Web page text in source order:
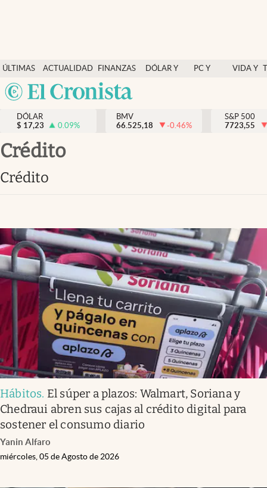
ÚLTIMAS
NOTICIAS
ACTUALIDAD
FINANZAS
Y
ECONOMÍA
DÓLAR Y
PC Y
VIDA Y
México
Actualidad
Finanzas y economía
Dólar y mercados
Opinión
Brand Strategy
Vida y estilo
Tv
Clima
Espiritualidad
Mediakit
abre en nueva pestaña
México
DÓLAR
$ 17,23 0.09%
BMV
66.525,18
-0.46%
S&P 500
7723,55
Crédito
Crédito
Hábitos. El súper a plazos: Walmart, Soriana y
Chedraui abren sus cajas al crédito digital para
sostener el consumo diario
Yanin Alfaro
miércoles, 05 de Agosto de 2026